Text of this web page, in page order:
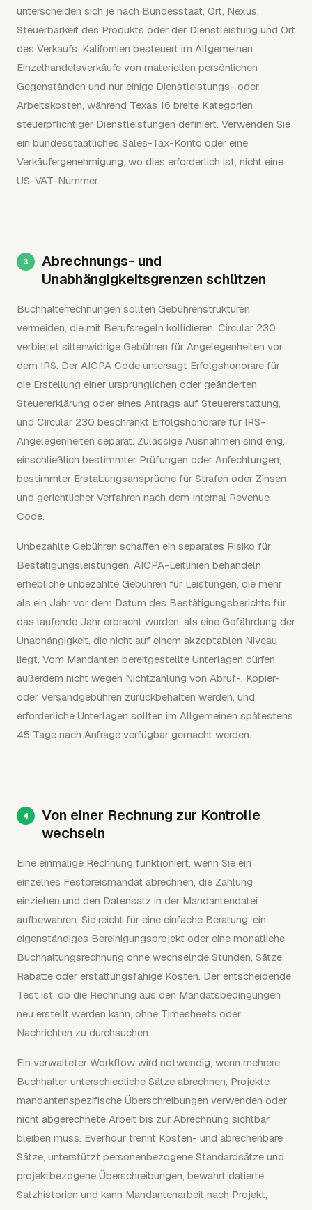
unterscheiden sich je nach Bundesstaat, Ort, Nexus,
Steuerbarkeit des Produkts oder der Dienstleistung und Ort
des Verkaufs. Kalifornien besteuert im Allgemeinen
Einzelhandelsverkäufe von materiellen persönlichen
Gegenständen und nur einige Dienstleistungs- oder
Arbeitskosten, während Texas 16 breite Kategorien
steuerpflichtiger Dienstleistungen definiert. Verwenden Sie
ein bundesstaatliches Sales-Tax-Konto oder eine
Verkäufergenehmigung, wo dies erforderlich ist, nicht eine
US-VAT-Nummer.
Abrechnungs- und
Unabhängigkeitsgrenzen schützen
Buchhalterrechnungen sollten Gebührenstrukturen
vermeiden, die mit Berufsregeln kollidieren. Circular 230
verbietet sittenwidrige Gebühren für Angelegenheiten vor
dem IRS. Der AICPA Code untersagt Erfolgshonorare für
die Erstellung einer ursprünglichen oder geänderten
Steuererklärung oder eines Antrags auf Steuererstattung,
und Circular 230 beschränkt Erfolgshonorare für IRS-
Angelegenheiten separat. Zulässige Ausnahmen sind eng,
einschließlich bestimmter Prüfungen oder Anfechtungen,
bestimmter Erstattungsansprüche für Strafen oder Zinsen
und gerichtlicher Verfahren nach dem Internal Revenue
Code.
Unbezahlte Gebühren schaffen ein separates Risiko für
Bestätigungsleistungen. AICPA-Leitlinien behandeln
erhebliche unbezahlte Gebühren für Leistungen, die mehr
als ein Jahr vor dem Datum des Bestätigungsberichts für
das laufende Jahr erbracht wurden, als eine Gefährdung der
Unabhängigkeit, die nicht auf einem akzeptablen Niveau
liegt. Vom Mandanten bereitgestellte Unterlagen dürfen
außerdem nicht wegen Nichtzahlung von Abruf-, Kopier-
oder Versandgebühren zurückbehalten werden, und
erforderliche Unterlagen sollten im Allgemeinen spätestens
45 Tage nach Anfrage verfügbar gemacht werden.
Von einer Rechnung zur Kontrolle
wechseln
Eine einmalige Rechnung funktioniert, wenn Sie ein
einzelnes Festpreismandat abrechnen, die Zahlung
einziehen und den Datensatz in der Mandantendatei
aufbewahren. Sie reicht für eine einfache Beratung, ein
eigenständiges Bereinigungsprojekt oder eine monatliche
Buchhaltungsrechnung ohne wechselnde Stunden, Sätze,
Rabatte oder erstattungsfähige Kosten. Der entscheidende
Test ist, ob die Rechnung aus den Mandatsbedingungen
neu erstellt werden kann, ohne Timesheets oder
Nachrichten zu durchsuchen.
Ein verwalteter Workflow wird notwendig, wenn mehrere
Buchhalter unterschiedliche Sätze abrechnen, Projekte
mandantenspezifische Überschreibungen verwenden oder
nicht abgerechnete Arbeit bis zur Abrechnung sichtbar
bleiben muss. Everhour trennt Kosten- und abrechenbare
Sätze, unterstützt personenbezogene Standardsätze und
projektbezogene Überschreibungen, bewahrt datierte
Satzhistorien und kann Mandantenarbeit nach Projekt,